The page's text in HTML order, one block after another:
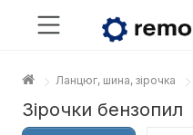
Ланцюг, шина, зірочка
Зірочки бензопил